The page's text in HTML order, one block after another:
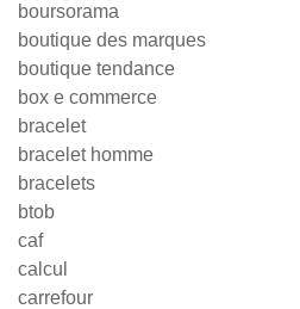
boursorama
boutique des marques
boutique tendance
box e commerce
bracelet
bracelet homme
bracelets
btob
caf
calcul
carrefour